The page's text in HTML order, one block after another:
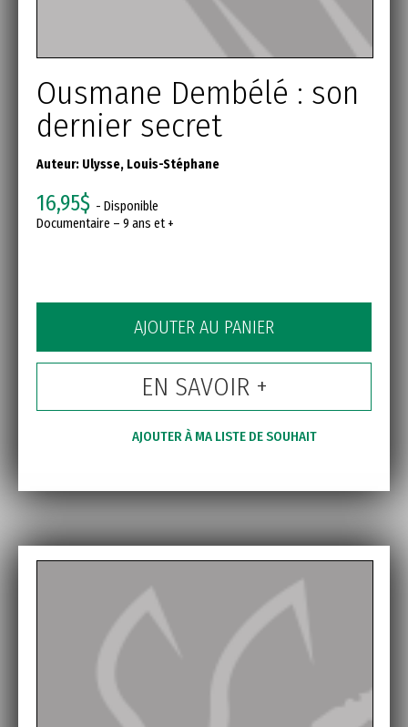
Ousmane Dembélé : son
dernier secret
Auteur: Ulysse, Louis-Stéphane
16,95$ - Disponible
Documentaire – 9 ans et +
AJOUTER AU PANIER
EN SAVOIR +
AJOUTER À MA LISTE DE SOUHAIT